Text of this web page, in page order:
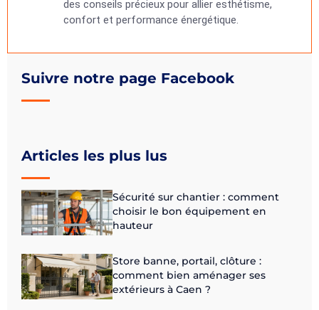
Suivre notre page Facebook
Articles les plus lus
Sécurité sur chantier : comment
choisir le bon équipement en
hauteur
Store banne, portail, clôture :
comment bien aménager ses
extérieurs à Caen ?
des conseils précieux pour allier esthétisme,
confort et performance énergétique.